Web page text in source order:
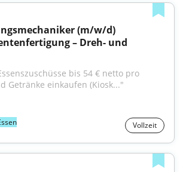
(m/w/d)
– Dreh- und
bis 54 € netto pro
Getränke einkaufen (Kiosk..."
Vollzeit